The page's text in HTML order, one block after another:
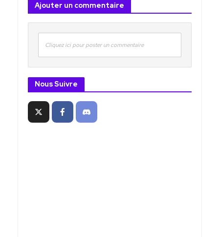
Ajouter un commentaire
Cliquez ici pour poster un commentaire
Nous Suivre